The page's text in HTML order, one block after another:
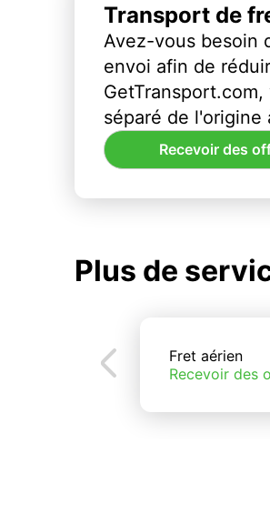
Transport de
Avez-vous besoin
envoi afin de
séparé de l'origine
Recevoir des
Plus de
Fret aérien
Recevoir des